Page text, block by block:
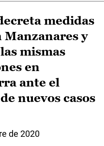
medidas
Manzanares y
mismas
en
ante el
nuevos casos
de 2020